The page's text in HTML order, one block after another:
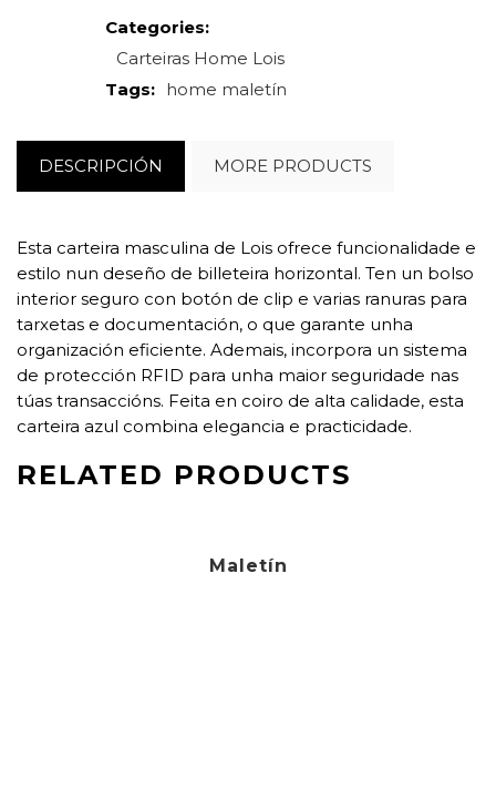
Categories:
Carteiras Home Lois
Tags: home maletín
DESCRIPCIÓN MORE PRODUCTS
Esta carteira masculina de Lois ofrece funcionalidade e
estilo nun deseño de billeteira horizontal. Ten un bolso
interior seguro con botón de clip e varias ranuras para
tarxetas e documentación, o que garante unha
organización eficiente. Ademais, incorpora un sistema
de protección RFID para unha maior seguridade nas
túas transaccións. Feita en coiro de alta calidade, esta
carteira azul combina elegancia e practicidade.
RELATED PRODUCTS
Maletín